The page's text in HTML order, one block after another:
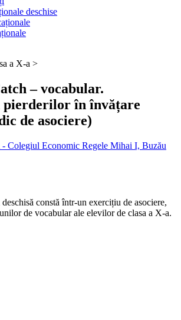
deschise
a X-a >
– vocabular.
pierderilor în învățare
de asociere)
Colegiul Economic Regele Mihai I, Buzău
constă într-un exercițiu de asociere,
de vocabular ale elevilor de clasa a X-a.